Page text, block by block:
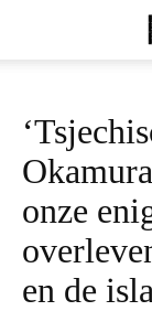
onze
en de